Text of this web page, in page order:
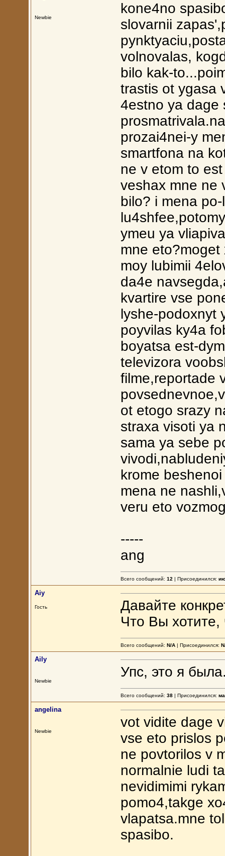
Newbie
kone4no
slovarnii
volnovalas,
bilo kak-
trastis ot ygasa
4estno ya dage
prozai4nei-y
smartfona na
ne v etom to
veshax mne ne
bilo? i mena
ymeu ya
mne
moy lubimii
da4e
kvartire vse
lyshe-podoxnyt
poyvilas ky4a
boyatsa est-
televizora
filme,reportade
ot etogo srazy
straxa visoti ya
sama ya sebe
krome
mena ne
veru eto
-----
ang
Всего сообщений: 12 | Присоединился:
Aiy
Гость
Давайте
Что Вы
Всего сообщений: N/A| Присоединился:
Aily
Newbie
Упс, это я
Всего сообщений: 38| Присоединился:
angelina
Newbie
vot vidite dage
vse eto prislos
ne povtorilos v
normalnie ludi
nevidimimi
pomo4,takge
vlapatsa.mne
spasibo.